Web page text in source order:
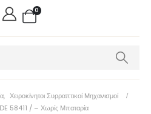
0
, Χειροκίνητοι Συρραπτικοί Μηχανισμοί
58411 / – Χωρίς Μπαταρία